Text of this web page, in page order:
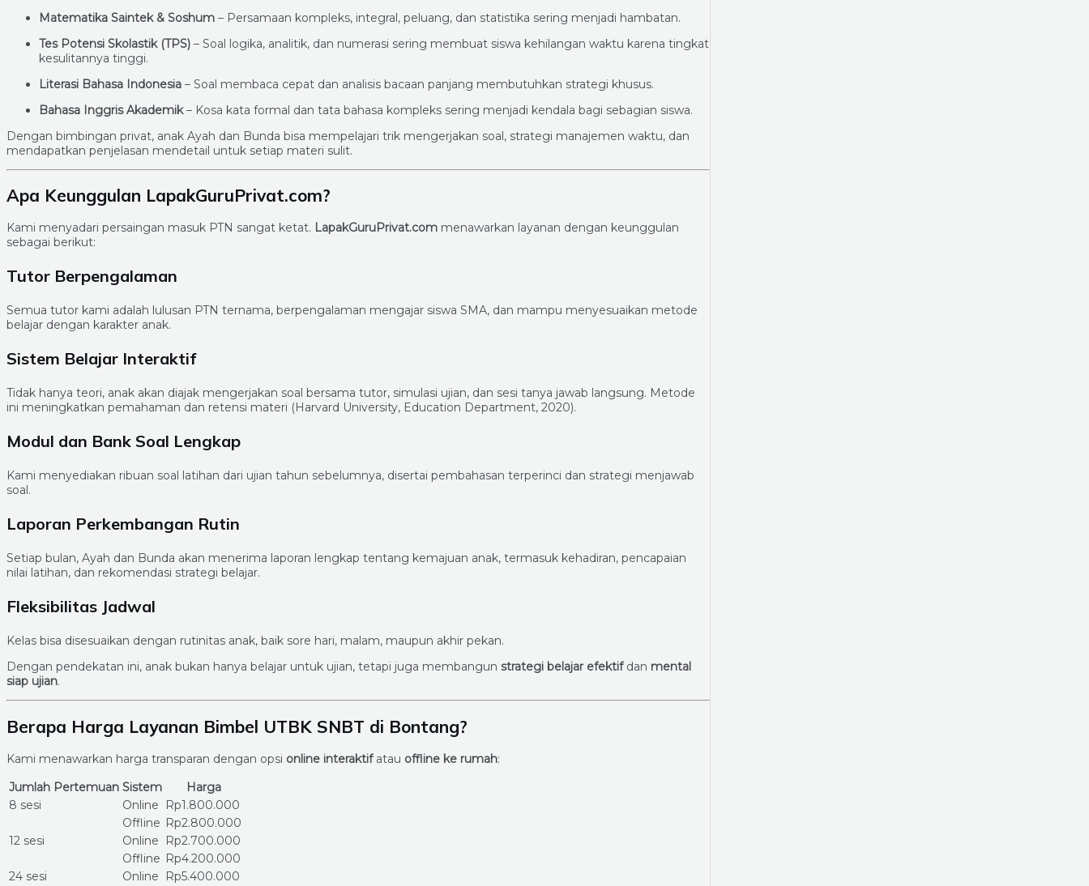
Matematika Saintek & Soshum – Persamaan kompleks, integral, peluang, dan statistika sering menjadi hambatan.
Tes Potensi Skolastik (TPS) – Soal logika, analitik, dan numerasi sering membuat siswa kehilangan waktu karena tingkat
kesulitannya tinggi.
Literasi Bahasa Indonesia – Soal membaca cepat dan analisis bacaan panjang membutuhkan strategi khusus.
Bahasa Inggris Akademik– Kosa kata formal dan tata bahasa kompleks sering menjadi kendala bagi sebagian siswa.
Dengan bimbingan privat, anak Ayah dan Bunda bisa mempelajari trik mengerjakan soal, strategi manajemen waktu, dan
mendapatkan penjelasan mendetail untuk setiap materi sulit.
Apa Keunggulan LapakGuruPrivat.com?
Kami menyadari persaingan masuk PTN sangat ketat. LapakGuruPrivat.com menawarkan layanan dengan keunggulan
sebagai berikut:
Tutor Berpengalaman
Semua tutor kami adalah lulusan PTN ternama, berpengalaman mengajar siswa SMA, dan mampu menyesuaikan metode
belajar dengan karakter anak.
Sistem Belajar Interaktif
Tidak hanya teori, anak akan diajak mengerjakan soal bersama tutor, simulasi ujian, dan sesi tanya jawab langsung. Metode
ini meningkatkan pemahaman dan retensi materi (Harvard University, Education Department, 2020).
Modul dan Bank Soal Lengkap
Kami menyediakan ribuan soal latihan dari ujian tahun sebelumnya, disertai pembahasan terperinci dan strategi menjawab
soal.
Laporan Perkembangan Rutin
Setiap bulan, Ayah dan Bunda akan menerima laporan lengkap tentang kemajuan anak, termasuk kehadiran, pencapaian
nilai latihan, dan rekomendasi strategi belajar.
Fleksibilitas Jadwal
Kelas bisa disesuaikan dengan rutinitas anak, baik sore hari, malam, maupun akhir pekan.
Dengan pendekatan ini, anak bukan hanya belajar untuk ujian, tetapi juga membangun strategi belajar efektifdan mental
siap ujian.
Berapa Harga Layanan Bimbel UTBK SNBT di Bontang?
Kami menawarkan harga transparan dengan opsi online interaktifatau offline ke rumah:
Jumlah Pertemuan Sistem
Harga
8 sesi
Online
Rp1.800.000
Offline Rp2.800.000
12 sesi
Online
Rp2.700.000
Offline Rp4.200.000
24 sesi
Online Rp5.400.000